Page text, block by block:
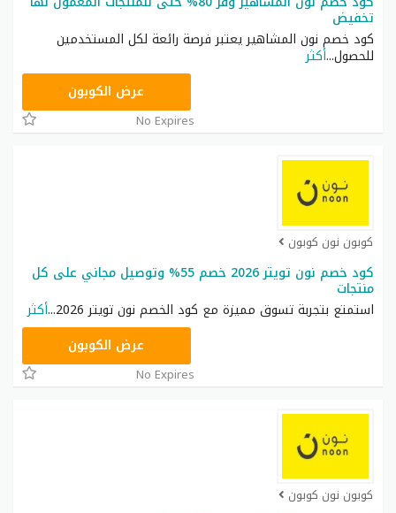
تخفيض
كود خصم نون المشاهير يعتبر فرصة رائعة لكل المستخدمين
للحصول...أكثر
عرض الكوبون
No Expires
كوبون نون كوبون
كود خصم نون تويتر 2026 خصم 55% وتوصيل مجاني على كل
منتجات
استمتع بتجربة تسوق مميزة مع كود الخصم نون تويتر 2026
...أكثر
RRF24عرض الكوبون
No Expires
كوبون نون كوبون